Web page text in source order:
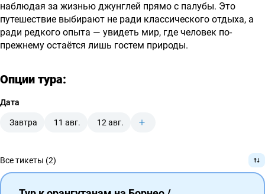
наблюдая за жизнью джунглей прямо с палубы. Это
путешествие выбирают не ради классического отдыха, а
ради редкого опыта — увидеть мир, где человек по-
прежнему остаётся лишь гостем природы.
Опции тура:
Дата
Завтра 11 авг. 12 авг.
Все тикеты (2)